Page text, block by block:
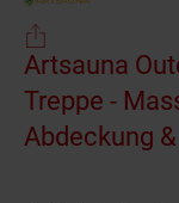
Artsauna
Treppe -
Abdeckung